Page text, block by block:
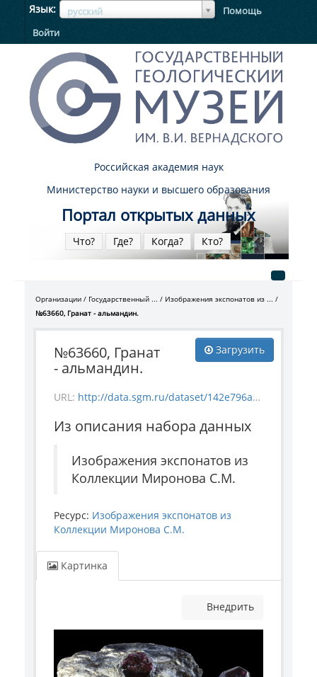
Язык русский
ЯзыкЯзык
Помощь
Войти
Российская академия наук
Министерство науки и высшего образования
Портал открытых данных
Что? Где? Когда? Кто?
Организации Государственный ...
Изображения экспонатов из ...
№63660, Гранат - альмандин.
Загрузить
№63660, Гранат
- альмандин.
URL: http://data.sgm.ru/dataset/142e796a-f892-44db-b797-21e7db2cd5ea/resource/2923ada5-5733-480f-8ef8-0af101b8c812/download/mineral_63660.jpg
Из описания набора данных
Изображения экспонатов из
Коллекции Миронова С.М.
Ресурс: Изображения экспонатов из
Коллекции Миронова С.М.
Картинка
Внедрить